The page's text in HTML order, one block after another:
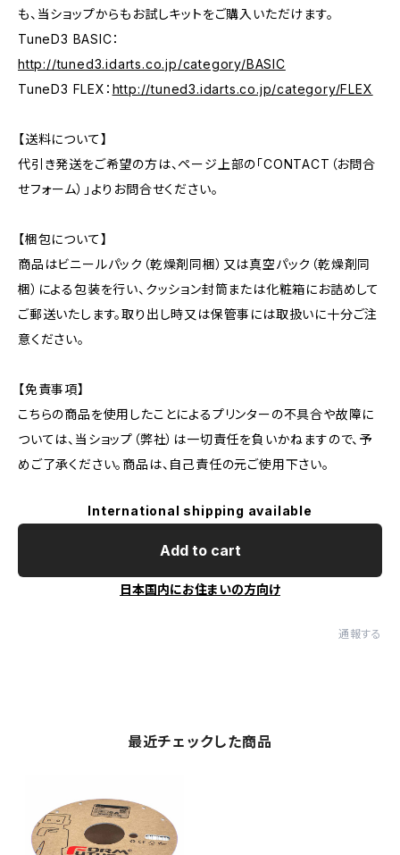
も、当ショップからもお試しキットをご購入いただけます。
TuneD3 BASIC：
http://tuned3.idarts.co.jp/category/BASIC
TuneD3 FLEX： http://tuned3.idarts.co.jp/category/FLEX
【送料について】
代引き発送をご希望の方は、ページ上部の「CONTACT（お問合
せフォーム）」よりお問合せください。
【梱包について】
商品はビニールパック（乾燥剤同梱）又は真空パック（乾燥剤同
梱）による包装を行い、クッション封筒または化粧箱にお詰めして
ご郵送いたします。取り出し時又は保管事には取扱いに十分ご注
意ください。
【免責事項】
こちらの商品を使用したことによるプリンターの不具合や故障に
ついては、当ショップ（弊社）は一切責任を負いかねますので、予
めご了承ください。商品は、自己責任の元ご使用下さい。
International shipping available
Add to cart
日本国内にお住まいの方向け
通報する
最近チェックした商品